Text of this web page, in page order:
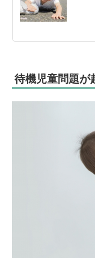
待機児童問題が